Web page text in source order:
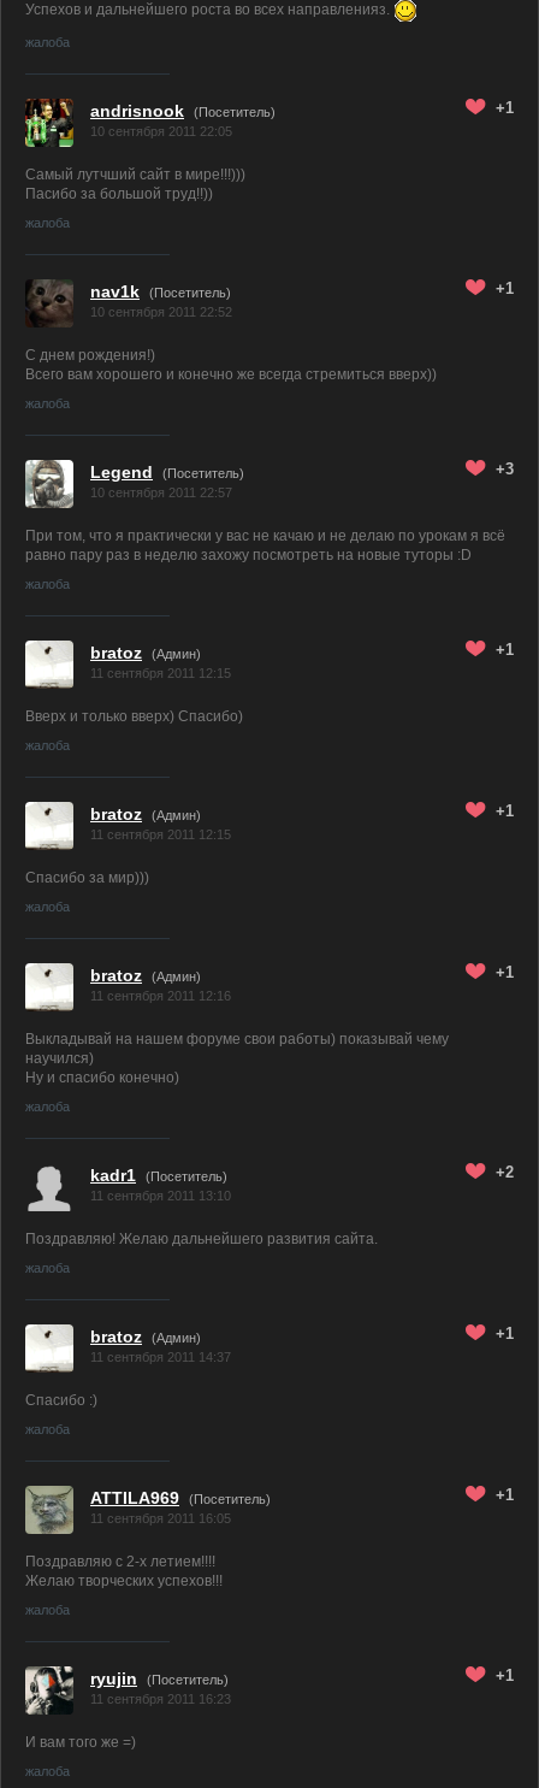
Успехов и дальнейшего роста во всех направленияз.
жалоба
andrisnook
(Посетитель)
10 сентября 2011 22:05
+1
Самый лутчший сайт в мире!!!)))
Пасибо за большой труд!!))
жалоба
nav1k
(Посетитель)
10 сентября 2011 22:52
+1
С днем рождения!)
Всего вам хорошего и конечно же всегда стремиться вверх))
жалоба
Legend
(Посетитель)
10 сентября 2011 22:57
+3
При том, что я практически у вас не качаю и не делаю по урокам я всё
равно пару раз в неделю захожу посмотреть на новые туторы :D
жалоба
bratoz (Админ)
11 сентября 2011 12:15
+1
Вверх и только вверх) Спасибо)
жалоба
bratoz (Админ)
11 сентября 2011 12:15
+1
Спасибо за мир)))
жалоба
bratoz (Админ)
11 сентября 2011 12:16
+1
Выкладывай на нашем форуме свои работы) показывай чему
научился)
Ну и спасибо конечно)
жалоба
kadr1
(Посетитель)
11 сентября 2011 13:10
+2
Поздравляю! Желаю дальнейшего развития сайта.
жалоба
bratoz (Админ)
11 сентября 2011 14:37
+1
Спасибо :)
жалоба
ATTILA969
(Посетитель)
11 сентября 2011 16:05
+1
Поздравляю с 2-х летием!!!!
Желаю творческих успехов!!!
жалоба
ryujin
(Посетитель)
11 сентября 2011 16:23
+1
И вам того же =)
жалоба